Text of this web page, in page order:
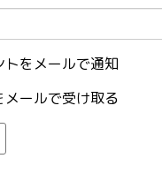
トをメールで通知
メールで受け取る